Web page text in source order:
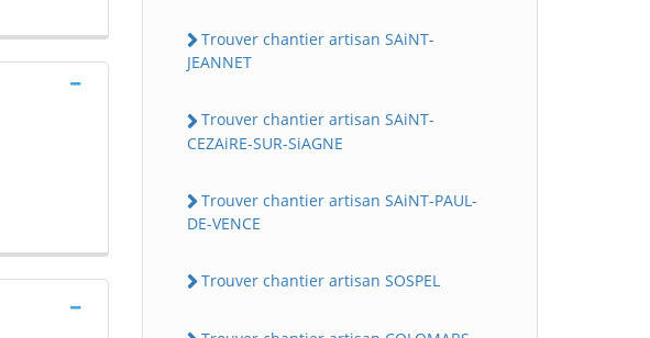
Trouver chantier artisan SAiNT-
JEANNET
Trouver chantier artisan SAiNT-
CEZAiRE-SUR-SiAGNE
Trouver chantier artisan SAiNT-PAUL-
DE-VENCE
Trouver chantier artisan SOSPEL